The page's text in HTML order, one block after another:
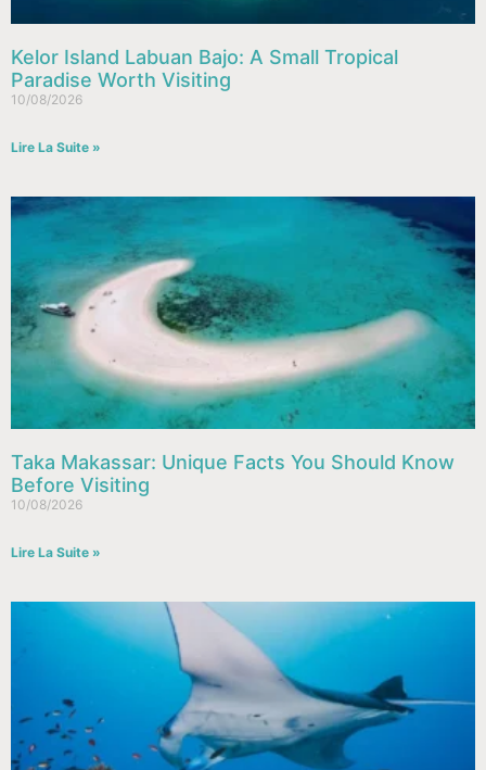
Kelor Island Labuan Bajo: A Small Tropical
Paradise Worth Visiting
10/08/2026
Lire La Suite »
Taka Makassar: Unique Facts You Should Know
Before Visiting
10/08/2026
Lire La Suite »